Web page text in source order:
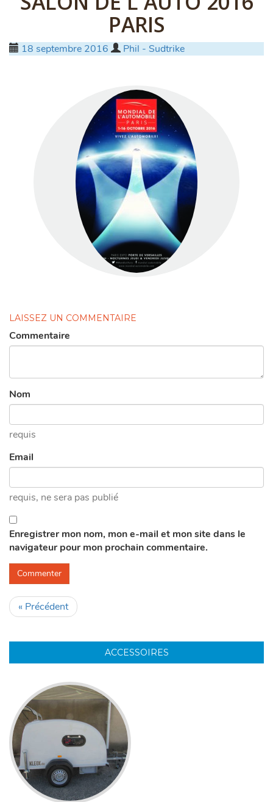
PARIS
Posted
18 septembre 2016 by
Phil - Sudtrike
LAISSEZ UN COMMENTAIRE
Commentaire
Nom
requis
Email
requis, ne sera pas publié
Enregistrer mon nom, mon e-mail et mon site dans le
navigateur pour mon prochain commentaire.
« Précédent
ACCESSOIRES